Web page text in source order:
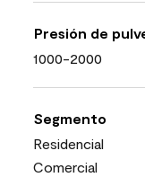
Presión de
1000-2000
Segmento
Residencial
Comercial